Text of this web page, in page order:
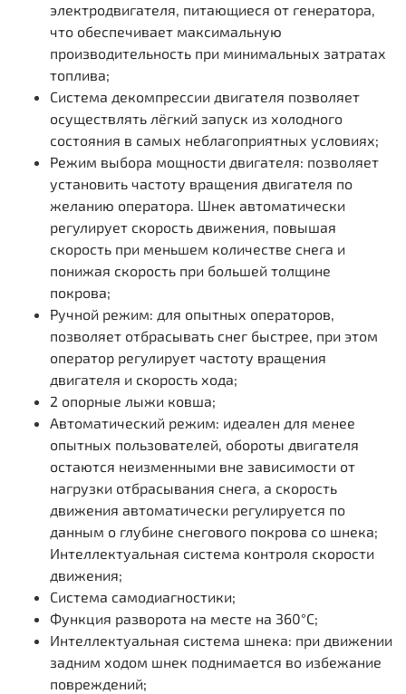
электродвигателя, питающиеся от генератора,
что обеспечивает максимальную
производительность при минимальных затратах
топлива;
Система декомпрессии двигателя позволяет
осуществлять лёгкий запуск из холодного
состояния в самых неблагоприятных условиях;
Режим выбора мощности двигателя: позволяет
установить частоту вращения двигателя по
желанию оператора. Шнек автоматически
регулирует скорость движения, повышая
скорость при меньшем количестве снега и
понижая скорость при большей толщине
покрова;
Ручной режим: для опытных операторов,
позволяет отбрасывать снег быстрее, при этом
оператор регулирует частоту вращения
двигателя и скорость хода;
2 опорные лыжи ковша;
Автоматический режим: идеален для менее
опытных пользователей, обороты двигателя
остаются неизменными вне зависимости от
нагрузки отбрасывания снега, а скорость
движения автоматически регулируется по
данным о глубине снегового покрова со шнека;
Интеллектуальная система контроля скорости
движения;
Система самодиагностики;
Функция разворота на месте на 360°С;
Интеллектуальная система шнека: при движении
задним ходом шнек поднимается во избежание
повреждений;